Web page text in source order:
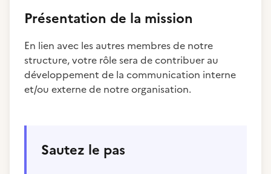
Présentation de la mission
En lien avec les autres membres de notre
structure, votre rôle sera de contribuer au
développement de la communication interne
et/ou externe de notre organisation.
Sautez le pas